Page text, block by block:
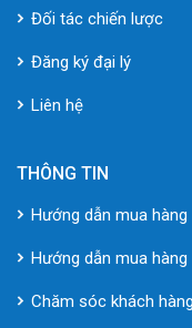
Đối tác chiến lược
Đăng ký đại lý
Liên hệ
THÔNG TIN
Hướng dẫn mua hàng
Hướng dẫn mua hàng
Chăm sóc khách hàng